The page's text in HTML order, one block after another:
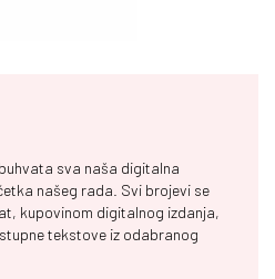
sva naša digitalna
našeg rada. Svi brojevi se
kupovinom digitalnog izdanja,
tekstove iz odabranog